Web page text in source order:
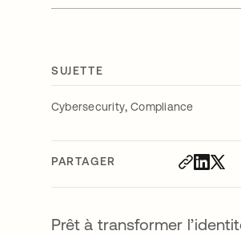
SUJETTE
Cybersecurity,Compliance
PARTAGER
Prêt à transformer